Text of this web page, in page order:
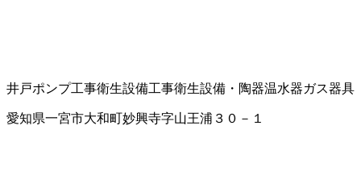
井戸ポンプ工事衛生設備工事衛生設備・陶器温水器ガス器具
愛知県一宮市大和町妙興寺字山王浦３０－１